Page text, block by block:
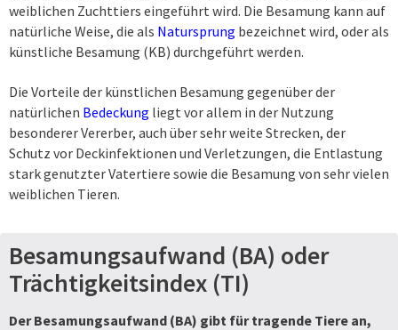
weiblichen Zuchttiers eingeführt wird. Die Besamung kann auf
natürliche Weise, die als Natursprung bezeichnet wird, oder als
künstliche Besamung (KB) durchgeführt werden.
Die Vorteile der künstlichen Besamung gegenüber der
natürlichen Bedeckung liegt vor allem in der Nutzung
besonderer Vererber, auch über sehr weite Strecken, der
Schutz vor Deckinfektionen und Verletzungen, die Entlastung
stark genutzter Vatertiere sowie die Besamung von sehr vielen
weiblichen Tieren.
Besamungsaufwand (BA) oder
Trächtigkeitsindex (TI)
Der Besamungsaufwand (BA) gibt für tragende Tiere an,